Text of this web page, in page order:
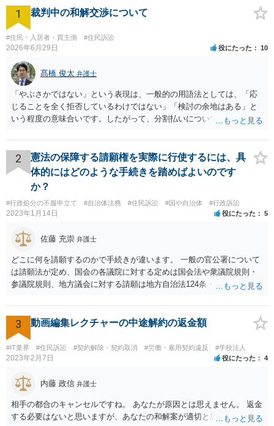
1 裁判中の和解交渉について
#住民・入居者・買主側 #住民訴訟
2026年6月29日 役にたった 10
髙橋 俊太 弁護士
「やぶさかではない」という表現は、一般的の用語法としては、「応
じることを全く拒否しているわけではない」「検討の余地はある」と
いう程度の意味合いです。したがって、分割払いについて、直ちに拒
「吝かではない」と言われたからといって、分割案に合意したという
意味ではありません。相手方司法書士の発言も、「分割案を検討する
余地はあるが、正式な回答は相手方本人と協議したうえで行う」とい
う趣旨と捉えるのが自然だと思われます。 司法書士が窓口になってい
るのであれば、今後は、相手方本人に直接連絡するのではなく、司法
書士を通じてやり取りする方が適切な対応となります。直接交渉を続
けると、「勝手に話を進めた」と受け取られ、かえって交渉がこじれ
る可能性があります。対応としては、分割払いを希望する理由、頭金
の有無、毎月の支払額、支払日、遅れた場合の扱いなどを整理し、書
面又はメールで正式な和解案として提示するとよいでしょう。
2
憲法の保障する請願権を実際に行使するには、具
体的にはどのような手続きを踏めばよいのです
か？
#行政処分の不服申立て #自治体法務 #住民訴訟 #国や自治体 #行政訴訟
2023年1月14日 役にたった 5
佐藤 充崇 弁護士
どこに何を請願するのかで手続きが違います。 一般の官公署について
は請願法が定め、国会の各議院に対する定めは国会法や衆議院規則・
参議院規則、地方議会に対する請願は地方自治法124条・125条が定め
スムースかと思います。
3 動画編集レクチャーの中途解約の返金額
#IT業界 #住民訴訟 #契約解除・契約取消 #労働・雇用契約違反 #学校法人
2023年2月7日 役にたった 4
内藤 政信 弁護士
相手の都合のキャンセルですね。 あなたが原因とは思えません。 返金
する必要はないと思いますが、あなたの和解案が適切と思います。